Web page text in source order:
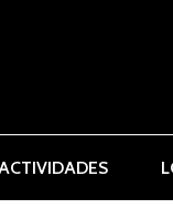
ACTIVIDADES